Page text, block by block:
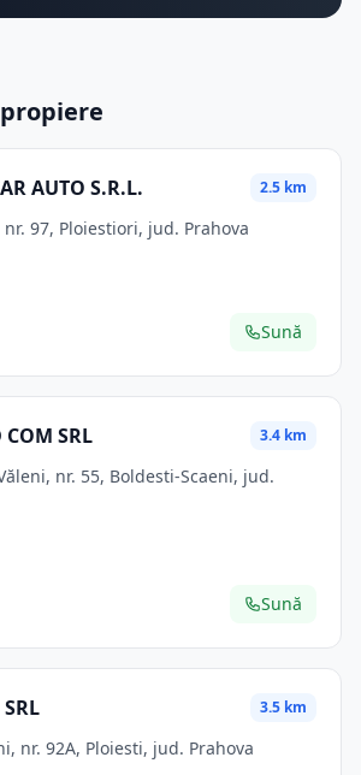
AUTO S.R.L. 2.5 km
nr. 97, Ploiestiori, jud. Prahova
Sună
COM SRL 3.4 km
Sună
3.5 km
nr. 92A, Ploiesti, jud. Prahova